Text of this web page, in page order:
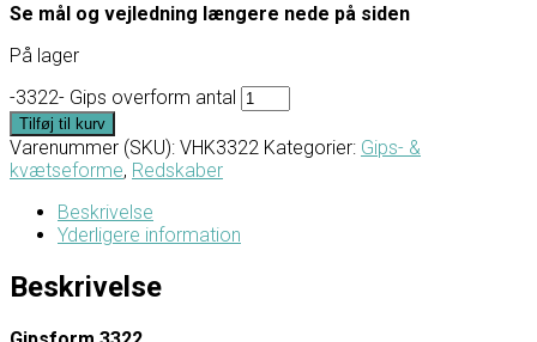
Se mål og vejledning længere nede på siden
På lager
-3322- Gips overform antal
Tilføj til kurv
Varenummer (SKU): VHK3322 Kategorier: Gips- &
kvætseforme, Redskaber
Beskrivelse
Yderligere information
Beskrivelse